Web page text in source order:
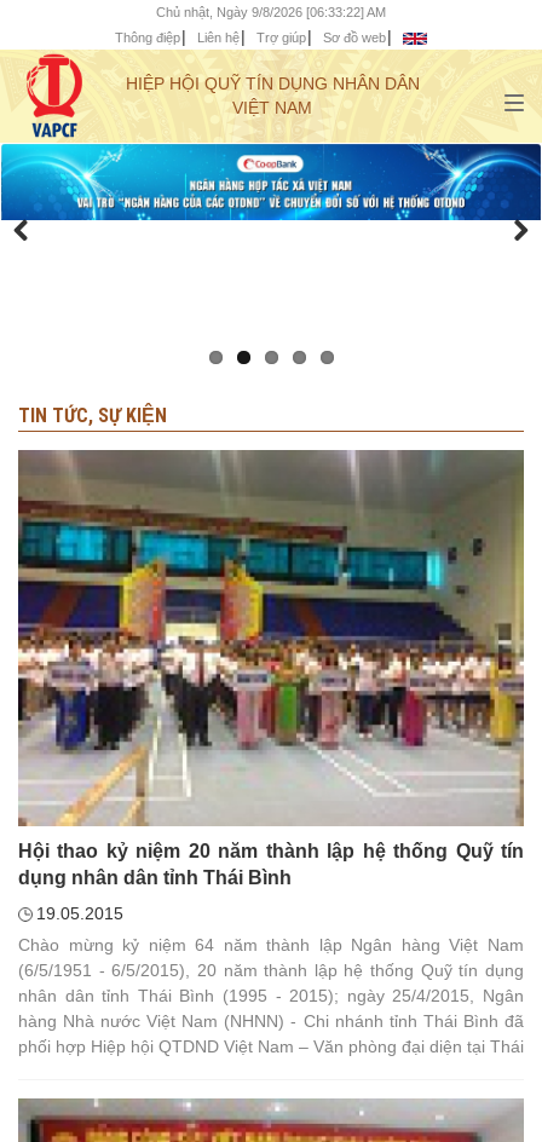
Chủ nhật, Ngày 9/8/2026 [06:33:24] AM
Thông điệp
Liên hệ Trợ giúp Sơ đồ web
HIỆP HỘI QUỸ TÍN DỤNG NHÂN DÂN
VIỆT NAM
TIN TỨC, SỰ KIỆN
Hội thao kỷ niệm 20 năm thành lập hệ thống Quỹ tín
dụng nhân dân tỉnh Thái Bình
19.05.2015
Chào mừng kỷ niệm 64 năm thành lập Ngân hàng Việt Nam
(6/5/1951 - 6/5/2015), 20 năm thành lập hệ thống Quỹ tín dụng
nhân dân tỉnh Thái Bình (1995 - 2015); ngày 25/4/2015, Ngân
hàng Nhà nước Việt Nam (NHNN) - Chi nhánh tỉnh Thái Bình đã
phối hợp Hiệp hội QTDND Việt Nam – Văn phòng đại diện tại Thái
(QTDND) tỉnh Thái Bình lần thứ 3.